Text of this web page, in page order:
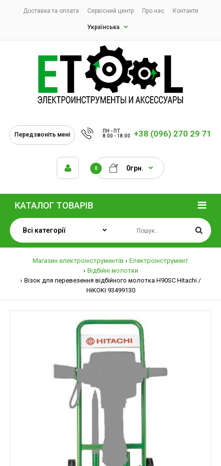
Доставка та оплата Сервісний центр Про нас Контакти
Українська
Передзвоніть мені
ПН - ПТ
8:00 - 18:00
+38 (096) 270 29 71
0 0грн.
КАТАЛОГ ТОВАРІВ
Магазин електроінструментів
Електроінструмент
Відбійні молотки
Візок для перевезення відбійного молотка H90SC Hitachi /
HiKOKI 93499130